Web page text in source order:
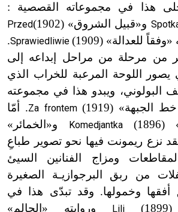
هذا في مجموعاته القصصية :
و«قبيل الشروق» (1902)
Przed
للعدالة» (1909)
Sprawiedliwie
.
من مرحلة من مراحل إبداعه إلى
اللوحة المرعبة للخراب الذي
البولوني، ويبدو هذا في مجموعته
الجبهة» (1919)
Za frontem. أمّا
(1896)
Komedjantka
و«الخمائر»
نزع ريمونت فيها نحو تصوير طباعِ
ومزاج الفنانين السيئ
من ربق البرجوازيـة الصغيرة
وخمولها. وقد تبدّى هذا في
Lili
وروايته «الحالم»